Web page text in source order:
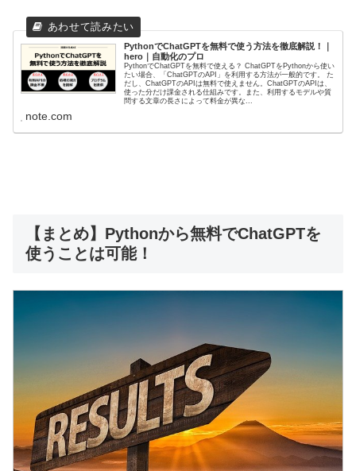
PythonでChatGPTを無料で使う方法を徹底解説！｜
hero｜自動化のプロ
PythonでChatGPTを無料で使える？ ChatGPTをPythonから使い
たい場合、「ChatGPTのAPI」を利用する方法が一般的です。 た
だし、ChatGPTのAPIは無料で使えません。ChatGPTのAPIは、
使った分だけ課金される仕組みです。また、利用するモデルや質
問する文章の長さによって料金が異な...
note.com
【まとめ】Pythonから無料でChatGPTを
使うことは可能！